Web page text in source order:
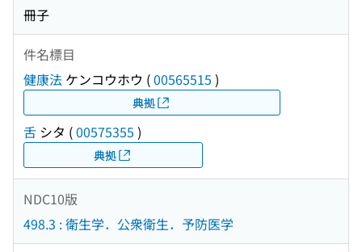
冊子
件名標目
健康法 ケンコウホウ (00565515 )
典拠
舌 シタ (00575355 )
典拠
NDC10版
498.3 : 衛生学．公衆衛生．予防医学